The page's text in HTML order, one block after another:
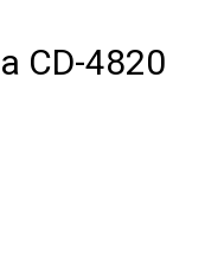
CD-4820